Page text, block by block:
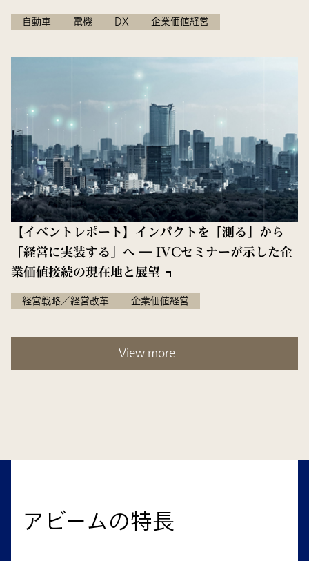
自動車 電機 DX 企業価値経営
【イベントレポート】インパクトを「測る」から
「経営に実装する」へ ― IVCセミナーが示した企
業価値接続の現在地と展望
経営戦略／経営改革 企業価値経営
View more
アビームの特長